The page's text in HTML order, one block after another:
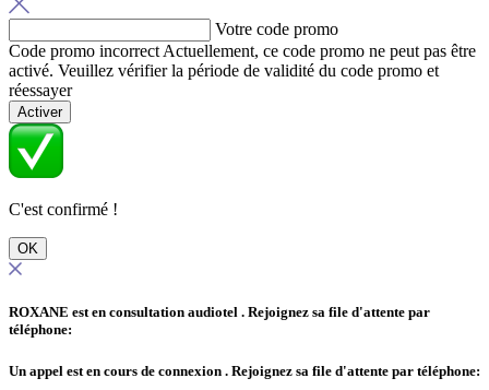
Votre code promo
Code promo incorrect Actuellement, ce code promo ne peut pas être
activé. Veuillez vérifier la période de validité du code promo et
réessayer
Activer
C'est confirmé !
OK
ROXANE est en consultation audiotel . Rejoignez sa file d'attente par
téléphone:
Un appel est en cours de connexion . Rejoignez sa file d'attente par téléphone: